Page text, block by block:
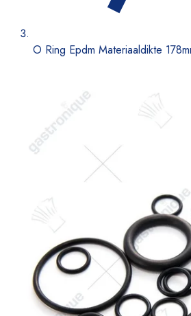
O Ring Epdm Materiaaldikte